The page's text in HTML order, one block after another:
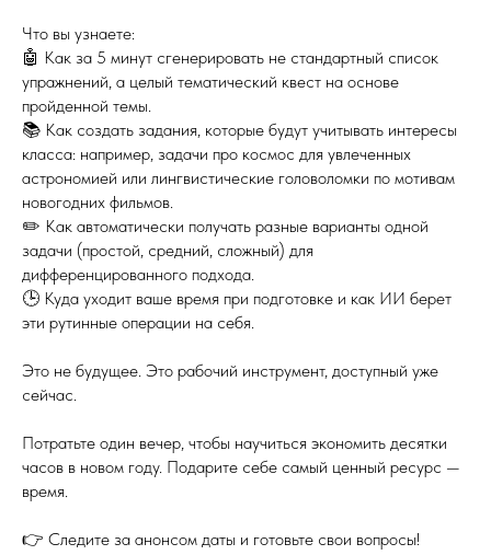
Что вы узнаете:
🤖 Как за 5 минут сгенерировать не стандартный список
упражнений, а целый тематический квест на основе
пройденной темы.
📚 Как создать задания, которые будут учитывать интересы
класса: например, задачи про космос для увлеченных
астрономией или лингвистические головоломки по мотивам
новогодних фильмов.
✏️ Как автоматически получать разные варианты одной
задачи (простой, средний, сложный) для
дифференцированного подхода.
🕒 Куда уходит ваше время при подготовке и как ИИ берет
эти рутинные операции на себя.
Это не будущее. Это рабочий инструмент, доступный уже
сейчас.
Потратьте один вечер, чтобы научиться экономить десятки
часов в новом году. Подарите себе самый ценный ресурс —
время.
👉 Следите за анонсом даты и готовьте свои вопросы!